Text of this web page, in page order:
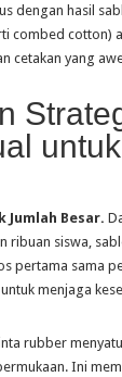
dengan hasil
combed cotton)
cetakan yang
Jumlah Besar.
ribuan siswa,
pertama sama
menjaga
rubber
Ini